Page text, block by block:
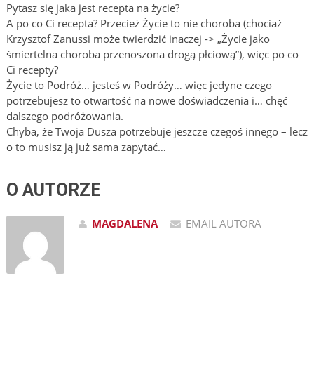
Pytasz się jaka jest recepta na życie?
A po co Ci recepta? Przecież Życie to nie choroba (chociaż
Krzysztof Zanussi może twierdzić inaczej -> „Życie jako
śmiertelna choroba przenoszona drogą płciową”), więc po co
Ci recepty?
Życie to Podróż… jesteś w Podróży… więc jedyne czego
potrzebujesz to otwartość na nowe doświadczenia i… chęć
dalszego podróżowania.
Chyba, że Twoja Dusza potrzebuje jeszcze czegoś innego – lecz
o to musisz ją już sama zapytać…
O AUTORZE
MAGDALENA EMAIL AUTORA